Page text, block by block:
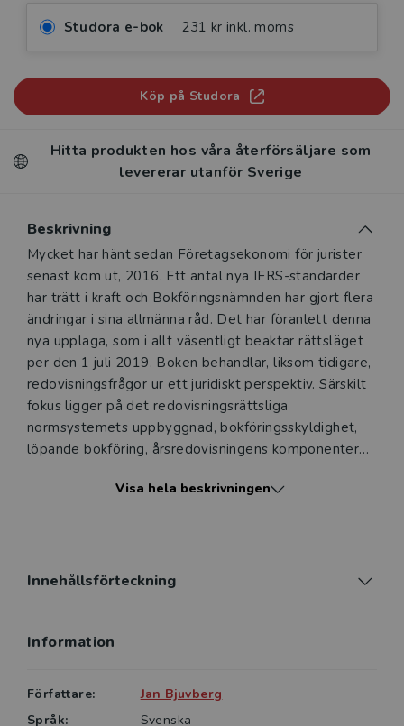
Studora e-bok 231 kr inkl. moms
Köp på Studora
Hitta produkten hos våra återförsäljare som
levererar utanför Sverige
Beskrivning
Beskrivning
Mycket har hänt sedan Företagsekonomi för jurister
senast kom ut, 2016. Ett antal nya IFRS-standarder
har trätt i kraft och Bokföringsnämnden har gjort flera
ändringar i sina allmänna råd. Det har föranlett denna
nya upplaga, som i allt väsentligt beaktar rättsläget
per den 1 juli 2019. Boken behandlar, liksom tidigare,
redovisningsfrågor ur ett juridiskt perspektiv. Särskilt
fokus ligger på det redovisningsrättsliga
normsystemets uppbyggnad, bokföringsskyldighet,
löpande bokföring, årsredovisningens komponenter
praktiskt verksamma juristen.
teoretiska avsnitten innehåller en genomgång av
de mer praktiskt orienterade avsnitten omfattar
Visa hela beskrivningen
Innehållsförteckning
Information
Författare:
Jan Bjuvberg
Språk:
Svenska